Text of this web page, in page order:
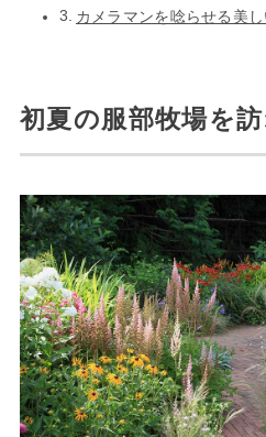
カメラマンを唸らせる美
初夏の服部牧場を